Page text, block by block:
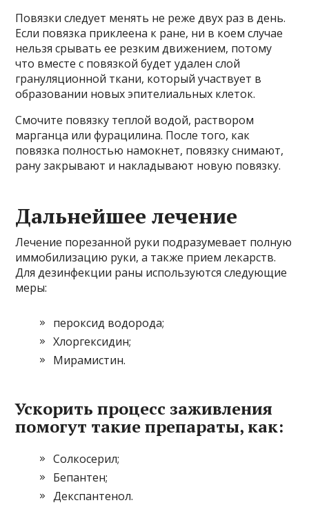
Повязки следует менять не реже двух раз в день.
Если повязка приклеена к ране, ни в коем случае
нельзя срывать ее резким движением, потому
что вместе с повязкой будет удален слой
грануляционной ткани, который участвует в
образовании новых эпителиальных клеток.
Смочите повязку теплой водой, раствором
марганца или фурацилина. После того, как
повязка полностью намокнет, повязку снимают,
рану закрывают и накладывают новую повязку.
Дальнейшее лечение
Лечение порезанной руки подразумевает полную
иммобилизацию руки, а также прием лекарств.
Для дезинфекции раны используются следующие
меры:
пероксид водорода;
Хлоргексидин;
Мирамистин.
Ускорить процесс заживления
помогут такие препараты, как:
Солкосерил;
Бепантен;
Декспантенол.